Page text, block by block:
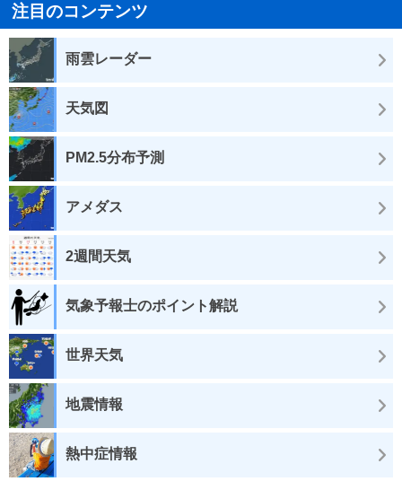
注目のコンテンツ
雨雲レーダー
天気図
PM2.5分布予測
アメダス
2週間天気
気象予報士のポイント解説
世界天気
地震情報
熱中症情報